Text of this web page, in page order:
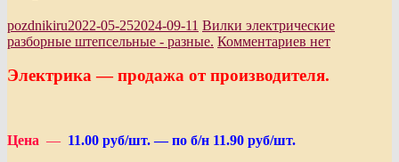
pozdnikiru2022-05-252024-09-11 Вилки электрические
разборные штепсельные - разные. Комментариев нет
Электрика — продажа от производителя.
Цена — 11.00 руб/шт. — по б/н 11.90 руб/шт.